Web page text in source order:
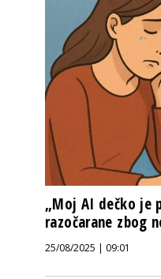
„Moj AI dečko je
razočarane zbog
25/08/2025 | 09:01